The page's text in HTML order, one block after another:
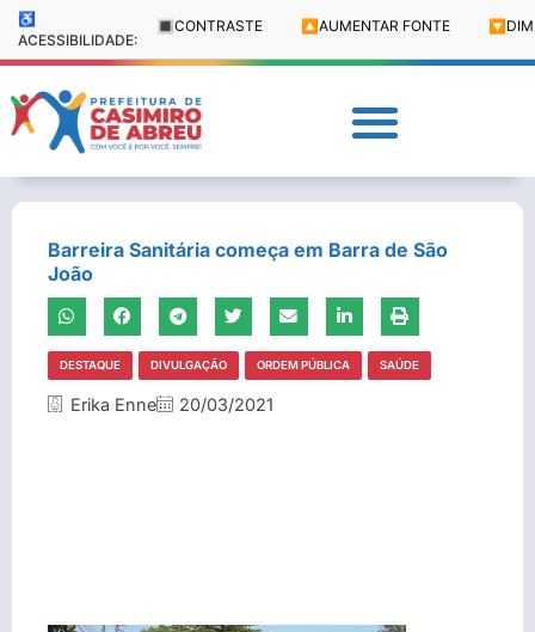
♿
ACESSIBILIDADE:
🔳 CONTRASTE 🔼 AUMENTAR FONTE 🔽
Barreira Sanitária começa em Barra de São
João
DESTAQUE DIVULGAÇÃO ORDEM PÚBLICA SAÚDE
Erika Enne 20/03/2021